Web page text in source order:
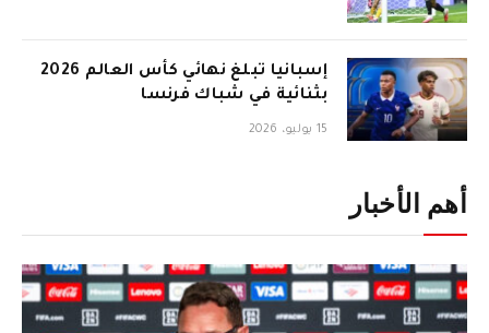
إسبانيا تبلغ نهائي كأس العالم 2026
بثنائية في شباك فرنسا
15 يوليو، 2026
أهم الأخبار